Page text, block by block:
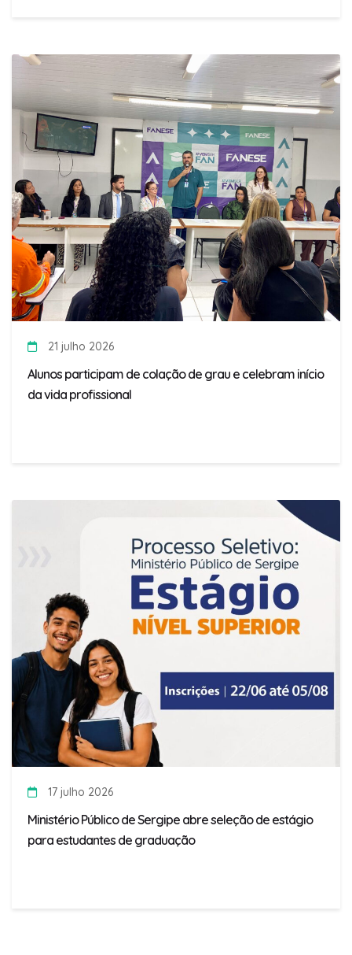
21 julho 2026
Alunos participam de colação de grau e celebram início
da vida profissional
17 julho 2026
Ministério Público de Sergipe abre seleção de estágio
para estudantes de graduação